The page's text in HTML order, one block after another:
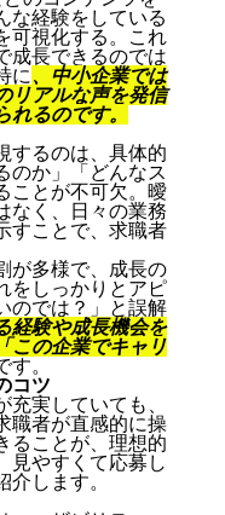
な経験をしている
可視化する。これ
成長できるのでは
に 、中小企業では
リアルな声を発信
るのです。
するのは、具体的
のか」「どんなス
ことが不可欠。曖
なく、日々の業務
すことで、求職者
が多様で、成長の
をしっかりとアピ
のでは？」と誤解
経験や成長機会を
この企業でキャリ
す。
コツ
実していても、
職者が直感的に操
ることが、理想的
見やすくて応募し
します。